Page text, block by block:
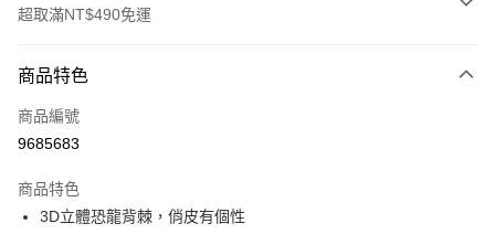
超取滿NT$490免運
信用卡一次付款
超商取貨付款
Apple Pay
商品特色
商品編號
9685683
商品特色
3D立體恐龍背棘，俏皮有個性